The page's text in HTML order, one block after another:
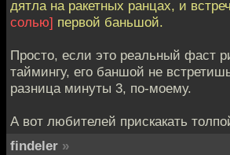
дятла на ракетных ранцах, и
солью] первой баньшой.
Просто, если это реальный фаст
таймингу, его баншой не
разница минуты 3, по-моему.
А вот любителей прискакать
findeler »